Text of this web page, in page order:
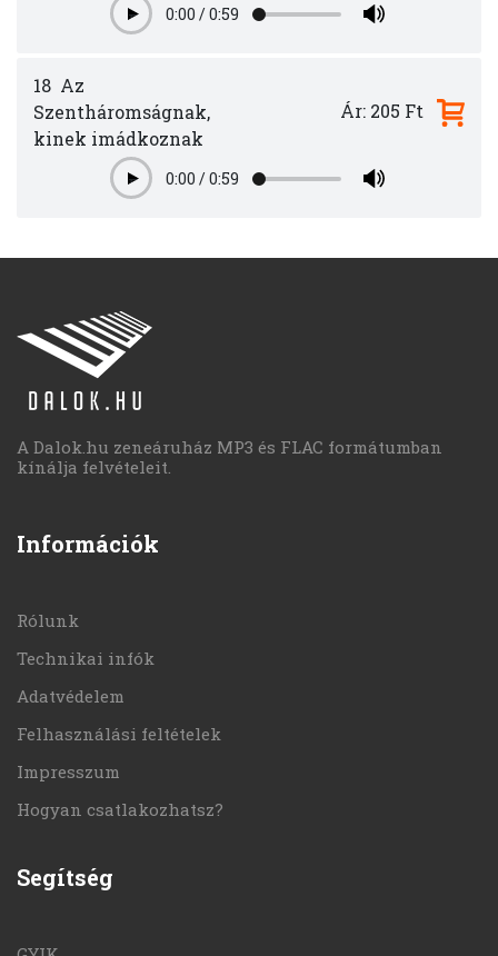
Play0:00 /0:59
18 Az
Szentháromságnak,
kinek imádkoznak
Play0:00 /0:59
Ár: 205 Ft
A Dalok.hu zeneáruház MP3 és FLAC formátumban
kínálja felvételeit.
Információk
Rólunk
Technikai infók
Adatvédelem
Felhasználási feltételek
Impresszum
Hogyan csatlakozhatsz?
Segítség